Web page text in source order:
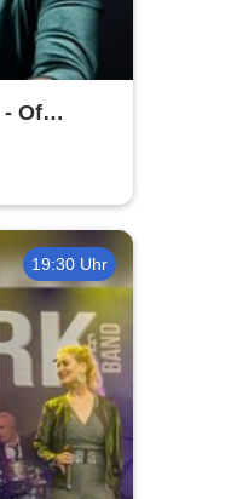
Of
19:30 Uhr